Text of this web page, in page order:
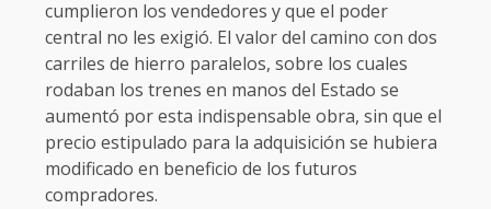
cumplieron los vendedores y que el poder
central no les exigió. El valor del camino con dos
carriles de hierro paralelos, sobre los cuales
rodaban los trenes en manos del Estado se
aumentó por esta indispensable obra, sin que el
precio estipulado para la adquisición se hubiera
modificado en beneficio de los futuros
compradores.